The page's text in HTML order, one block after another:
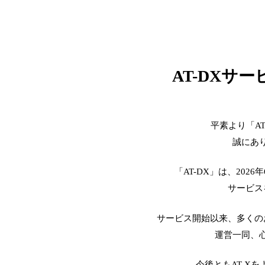
AT-DXサー
平素より「
誠にあ
「AT-DX」は、2026
サービ
サービス開始以来、多く
運営一同、